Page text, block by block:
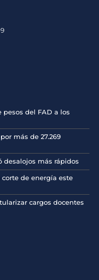
pesos del FAD a los
más de 27.269
desalojos más rápidos
de energía este
cargos docentes